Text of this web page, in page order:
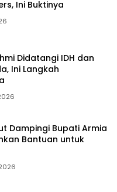
Ini Buktinya
Didatangi IDH dan
Ini Langkah
Dampingi Bupati Armia
Bantuan untuk